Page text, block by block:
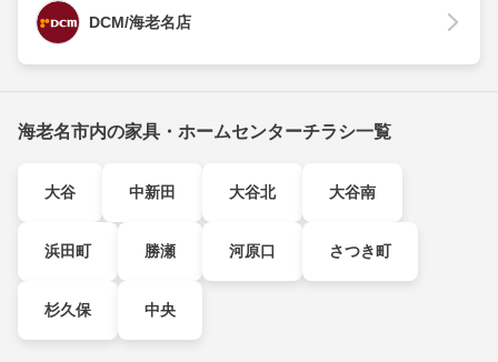
DCM/海老名店
海老名市内の家具・ホームセンターチラシ一覧
大谷 中新田 大谷北 大谷南
浜田町 勝瀬 河原口 さつき町
杉久保 中央